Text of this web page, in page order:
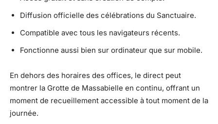
Diffusion officielle des célébrations du Sanctuaire.
Compatible avec tous les navigateurs récents.
Fonctionne aussi bien sur ordinateur que sur mobile.
En dehors des horaires des offices, le direct peut
montrer la Grotte de Massabielle en continu, offrant un
moment de recueillement accessible à tout moment de la
journée.